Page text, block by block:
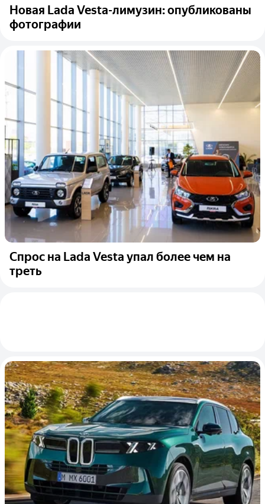
Новая Lada Vesta-лимузин: опубликованы
фотографии
Спрос на Lada Vesta упал более чем на
треть